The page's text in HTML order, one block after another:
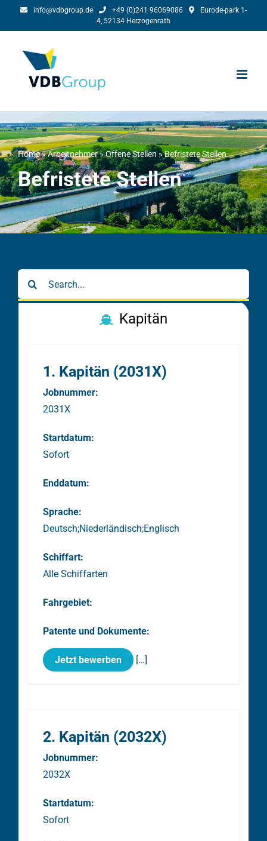
info@vdbgroup.de +49 (0)241 96069086
Eurode-park 1-
4, 52134 Herzogenrath
Home»Arbeitnehmer»Offene Stellen»Befristete Stellen
Befristete Stellen
for:
Kapitän
1. Kapitän (2031X)
Jobnummer:
2031X
Startdatum:
Sofort
Enddatum:
Sprache:
Deutsch;Niederländisch;Englisch
Schiffart:
Alle Schiffarten
Fahrgebiet:
Patente und Dokumente:
Jetzt bewerben […]
2. Kapitän (2032X)
Jobnummer:
2032X
Startdatum:
Sofort